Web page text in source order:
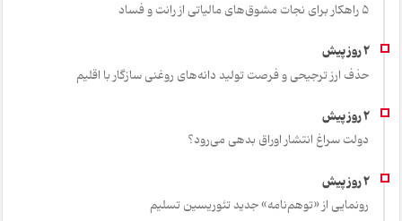
۵ راهکار برای نجات مشوق‌های مالیاتی از رانت و فساد
حذف ارز ترجیحی و فرصت تولید دانه‌های روغنی سازگار با اقلیم
دولت سراغ انتشار اوراق بدهی می‌رود؟
رونمایی از «توهم‌نامه» جدید تئور‌یسین تسلیم